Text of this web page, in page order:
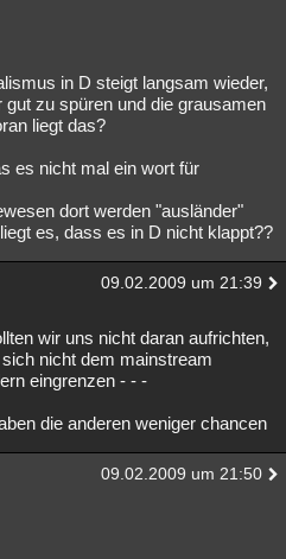
in D steigt langsam wieder,
zu spüren und die grausamen
liegt das?
es nicht mal ein wort für
dort werden "ausländer"
es, dass es in D nicht klappt??
09.02.2009 um 21:39
wir uns nicht daran aufrichten,
nicht dem mainstream
eingrenzen - - -
die anderen weniger chancen
09.02.2009 um 21:50